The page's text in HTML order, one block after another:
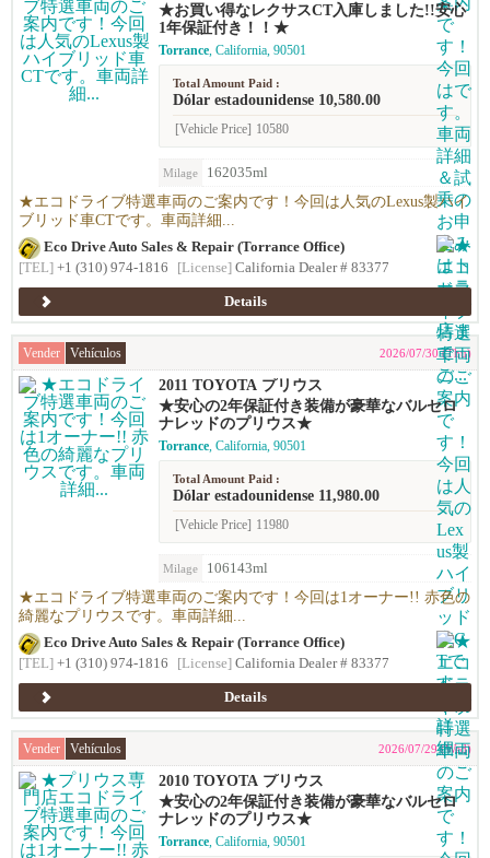
★お買い得なレクサスCT入庫しました!!安心
1年保証付き！！★
Torrance, California, 90501
Total Amount Paid :
Dólar estadounidense 10,580.00
[Vehicle Price] 10580
Milage 162035ml
★エコドライブ特選車両のご案内です！今回は人気のLexus製ハイ
ブリッド車CTです。車両詳細...
Eco Drive Auto Sales & Repair (Torrance Office)
[TEL] +1 (310) 974-1816 [License] California Dealer # 83377
Details
Vender Vehículos 2026/07/30 (Thu)
2011 TOYOTA プリウス
★安心の2年保証付き装備が豪華なバルセロ
ナレッドのプリウス★
Torrance, California, 90501
Total Amount Paid :
Dólar estadounidense 11,980.00
[Vehicle Price] 11980
Milage 106143ml
★エコドライブ特選車両のご案内です！今回は1オーナー!! 赤色の
綺麗なプリウスです。車両詳細...
Eco Drive Auto Sales & Repair (Torrance Office)
[TEL] +1 (310) 974-1816 [License] California Dealer # 83377
Details
Vender Vehículos 2026/07/29 (Wed)
2010 TOYOTA プリウス
★安心の2年保証付き装備が豪華なバルセロ
ナレッドのプリウス★
Torrance, California, 90501